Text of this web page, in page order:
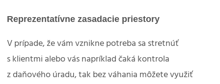
Reprezentatívne zasadacie priestory
V prípade, že vám vznikne potreba sa stretnúť
s klientmi alebo vás napríklad čaká kontrola
z daňového úradu, tak bez váhania môžete využiť